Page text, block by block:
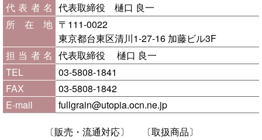
代表者名 代表取締役 樋口 良一
所在地 〒111-0022
東京都台東区清川1-27-16 加藤ビル3F
担当者名 代表取締役 樋口 良一
TEL
03-5808-1841
FAX
03-5808-1842
E-mail
fullgrain@utopia.ocn.ne.jp
〔販売・流通対応〕
〔取扱商品〕